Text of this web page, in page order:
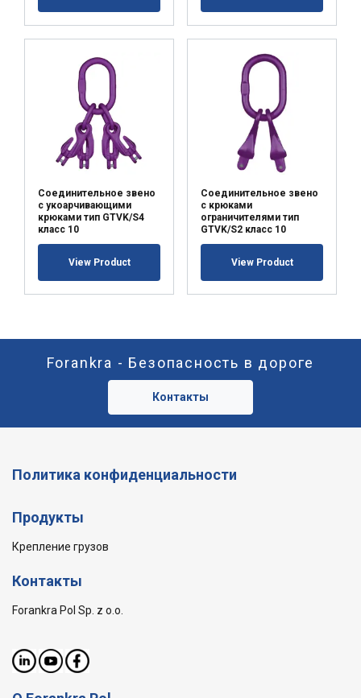
Соединительное звено
с укоарчивающими
крюками тип GTVK/S4
класс 10
View Product
Соединительное звено
с крюками
ограничителями тип
GTVK/S2 класс 10
View Product
Forankra - Безопасность в дороге
Контакты
Политика конфиденциальности
Продукты
Крепление грузов
Контакты
Forankra Pol Sp. z o.o.